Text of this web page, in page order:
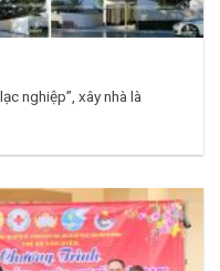
nghiệp”, xây nhà là